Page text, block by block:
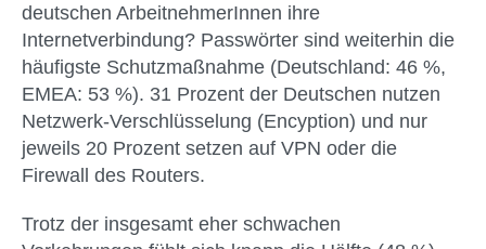
deutschen ArbeitnehmerInnen ihre
Internetverbindung? Passwörter sind weiterhin die
häufigste Schutzmaßnahme (Deutschland: 46 %,
EMEA: 53 %). 31 Prozent der Deutschen nutzen
Netzwerk-Verschlüsselung (Encyption) und nur
jeweils 20 Prozent setzen auf VPN oder die
Firewall des Routers.
Trotz der insgesamt eher schwachen